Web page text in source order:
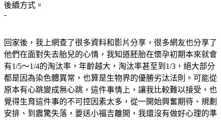
後續方式。
-
回家後，我上網查了很多資料和影片分享，很多網友也分享了
他們在面對失去胎兒的心情，我知道胚胎在懷孕初期本來就會
有1/5～1/4的淘汰率，年齡越大，淘汰率甚至到1/3，絕大部分
都是因為染色體異常，也算是生物界的優勝劣汰法則。可能從
原本有心跳變成無心跳，這件事情上，讓我比較難以接受，也
覺得生育這件事的不可控因素太多，從一開始興奮期待、規劃
安排、到震驚失落，要送小福吉離開，我還沒有做好心理的準